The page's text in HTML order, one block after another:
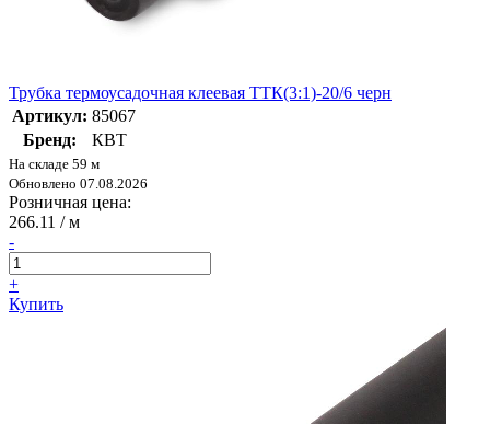
Трубка термоусадочная клеевая ТТК(3:1)-20/6 черн
Артикул: 85067
Бренд:
КВТ
На складе 59 м
Обновлено 07.08.2026
Розничная цена:
266.11 / м
-
+
Купить